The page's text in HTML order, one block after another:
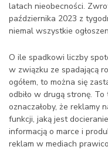
latach nieobecności.
października 2023 z
niemal wszystkie
O ile spadkowi liczby
w związku ze spadającą
ogółem, to można się
odbiło w drugą stronę. To
oznaczałoby, że reklamy
funkcji, jaką jest
informacją o marce i
reklam w mediach